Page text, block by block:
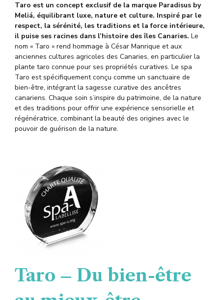
Taro est un concept exclusif de la marque Paradisus by
Meliá, équilibrant luxe, nature et culture. Inspiré par le
respect, la sérénité, les traditions et la force intérieure,
il puise ses racines dans l’histoire des îles Canaries. Le
nom « Taro » rend hommage à César Manrique et aux
anciennes cultures agricoles des Canaries, en particulier la
plante taro connue pour ses propriétés curatives. Le spa
Taro est spécifiquement conçu comme un sanctuaire de
bien-être, intégrant la sagesse curative des ancêtres
canariens. Chaque soin s’inspire du patrimoine, de la nature
et des traditions pour offrir une expérience sensorielle et
régénératrice, combinant la beauté des origines avec le
pouvoir de guérison de la nature.
Taro – Du bien-être